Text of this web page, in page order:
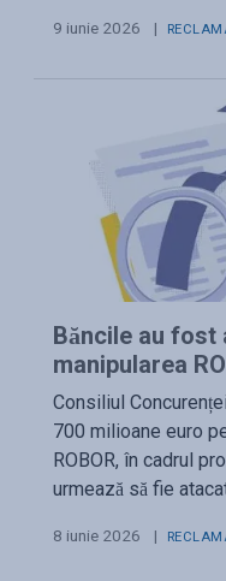
9 iunie 2026 |
Băncile au fost
manipularea
Consiliul
700 milioane euro
ROBOR, în cadrul
urmează să fie
8 iunie 2026 |